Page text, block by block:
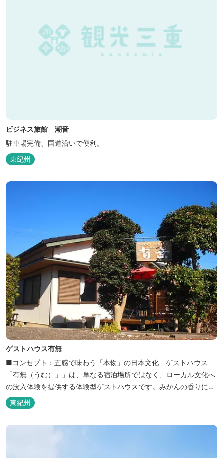
ビジネス旅館 潮音
駐車場完備、国道沿いで便利。
東紀州
ゲストハウス有無
■コンセプト：五感で味わう「本物」の日本文化 ゲストハウス
「有無（うむ）」」は、単なる宿泊場所ではなく、ローカル文化へ
の没入体験を提供する体験型ゲストハウスです。みかんの香りに包
まれ、歴史ある世界遺産を巡り、日本の原風景に触れる。「本物」
の日本文化を巡る冒険がここから始まります。 「年中みかんのとれ
るまち」にある当館は、ご宿泊のお客様にその時期に採れた旬の
東紀州